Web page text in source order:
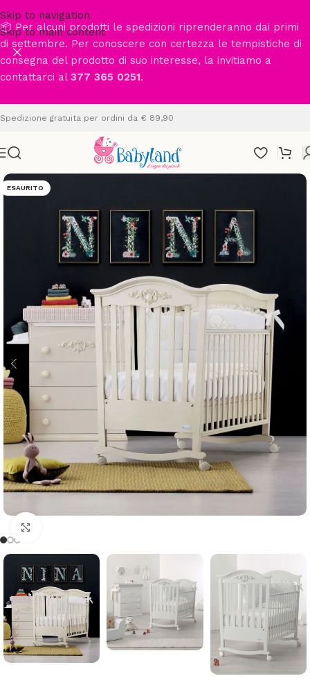
Skip to navigation
Skip to main content
📦 Per alcuni prodotti le spedizioni riprenderanno dai primi
di settembre. Per conoscere con certezza le tempistiche di
consegna del prodotto di suo interesse, la invitiamo a
contattarci al 377 365 0251.
Spedizione gratuita per ordini da € 89,90
ESAURITO